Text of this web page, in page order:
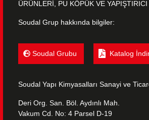
ÜRÜNLERİ, PU KÖPÜK VE
Soudal Grup hakkında bilgiler:
Soudal Grubu Katalog
Soudal Yapı Kimyasalları Sanayi ve
Deri Org. San. Böl. Aydınlı Mah.
Vakum Cd. No: 4 Parsel D-19